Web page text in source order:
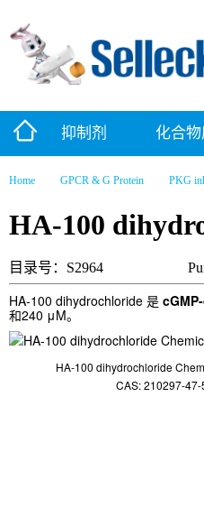
抑制剂 化合
Home GPCR & G Protein PKG
HA-100
目录号：S2964
HA-100 dihydrochloride 是
和240 μM。
HA-100 dihydrochloride
CAS: 210297-47-